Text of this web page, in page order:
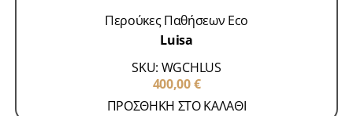
Περούκες Παθήσεων Eco
Luisa
SKU: WGCHLUS
400,00€
ΠΡΟΣΘΗΚΗ ΣΤΟ ΚΑΛΑΘΙ